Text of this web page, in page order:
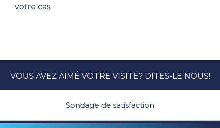
votre cas.
VOUS AVEZ AIMÉ VOTRE VISITE? DITES-LE NOUS!
Sondage de satisfaction